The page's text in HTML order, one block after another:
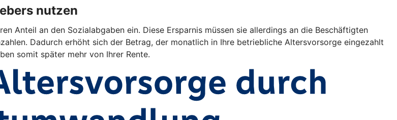
nutzen
Anteil an den Sozialabgaben ein. Diese Ersparnis müssen sie allerdings an die Beschäftigten
Dadurch erhöht sich der Betrag, der monatlich in Ihre betriebliche Altersvorsorge eingezahlt
somit später mehr von Ihrer Rente.